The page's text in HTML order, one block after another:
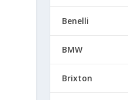
Benelli
BMW
Brixton